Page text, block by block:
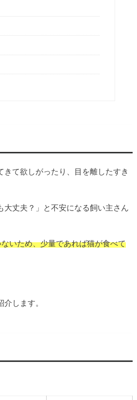
て欲しがったり、目を離したすき
大丈夫？」と不安になる飼い主さん
いため、少量であれば猫が食べて
します。